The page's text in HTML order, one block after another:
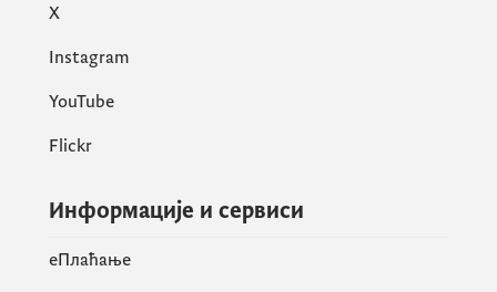
Министар екологије, одрживог
развоја и развоја сјевера Дамјан
министру одбране господину Драгану
Тиват Жељку Комненовићу, начелнику
Генералштаба Војске Црне Горе и
генерално систему одбране Војске
X
Instagram
YouTube
Flickr
Информације и сервиси
eПлаћање